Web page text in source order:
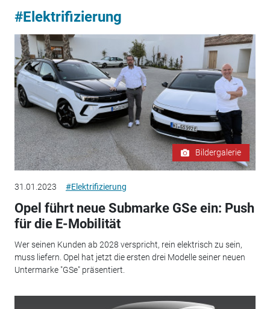
#Elektrifizierung
Bildergalerie
31.01.2023 #Elektrifizierung
Opel führt neue Submarke GSe ein: Push
für die E-Mobilität
Wer seinen Kunden ab 2028 verspricht, rein elektrisch zu sein,
muss liefern. Opel hat jetzt die ersten drei Modelle seiner neuen
Untermarke "GSe" präsentiert.